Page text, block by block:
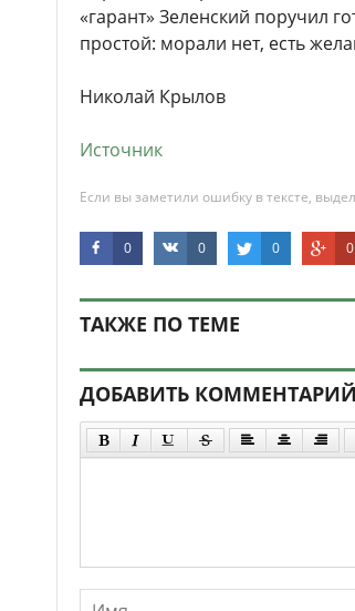
«гарант» Зеленский поручил
простой: морали нет, есть
Николай Крылов
Источник
Если вы заметили ошибку в тексте,
0 0 0 0
ТАКЖЕ ПО ТЕМЕ
ДОБАВИТЬ КОММЕНТАРИЙ